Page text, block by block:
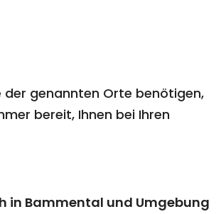
der genannten Orte benötigen,
bereit, Ihnen bei Ihren
in Bammental und Umgebung